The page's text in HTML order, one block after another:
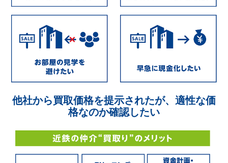
他社から買取価格を提示されたが、適性な価
格なのか確認したい